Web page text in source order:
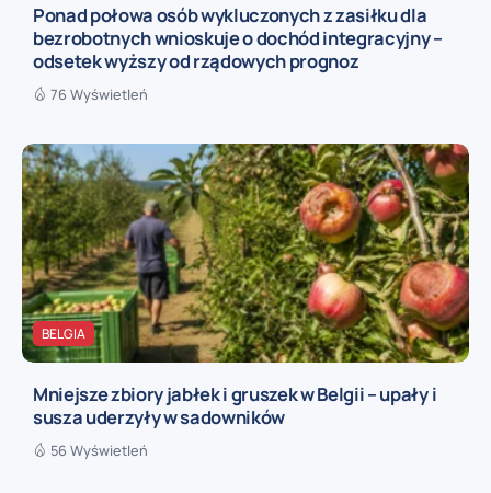
Ponad połowa osób wykluczonych z zasiłku dla
bezrobotnych wnioskuje o dochód integracyjny –
odsetek wyższy od rządowych prognoz
76 Wyświetleń
BELGIA
Mniejsze zbiory jabłek i gruszek w Belgii – upały i
susza uderzyły w sadowników
56 Wyświetleń